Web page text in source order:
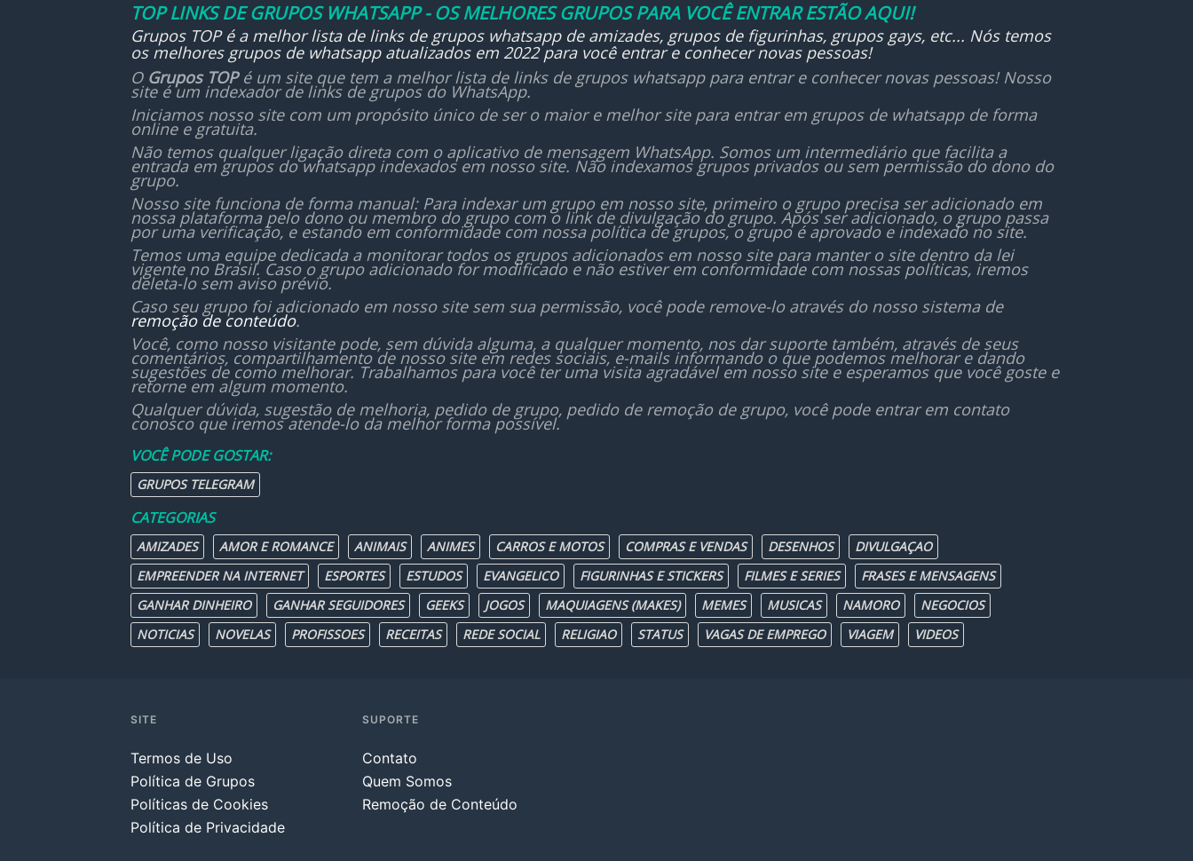
🔹 Fazer conexões com outros
devs
🔹 Compartilhar vagas e
oportunidades
🔹 Tirar dúvidas técnicas
🔹 Discutir tecnologias e
tendências
🔹 Apoiar e ser apoiado na
jornada como programador
Nosso objetivo é criar uma
comunidade colaborativa,
onde todos crescem juntos. 🚀
TOP LINKS DE GRUPOS WHATSAPP - OS MELHORES GRUPOS PARA VOCÊ ENTRAR ESTÃO AQUI!
Grupos TOP é a melhor lista de links de grupos whatsapp de amizades, grupos de figurinhas, grupos gays, etc... Nós temos
os melhores grupos de whatsapp atualizados em 2022 para você entrar e conhecer novas pessoas!
O Grupos TOPé um site que tem a melhor lista de links de grupos whatsapp para entrar e conhecer novas pessoas! Nosso
site é um indexador de links de grupos do WhatsApp.
Iniciamos nosso site com um propósito único de ser o maior e melhor site para entrar em grupos de whatsapp de forma
online e gratuita.
Não temos qualquer ligação direta com o aplicativo de mensagem WhatsApp. Somos um intermediário que facilita a
entrada em grupos do whatsapp indexados em nosso site. Não indexamos grupos privados ou sem permissão do dono do
grupo.
Nosso site funciona de forma manual: Para indexar um grupo em nosso site, primeiro o grupo precisa ser adicionado em
nossa plataforma pelo dono ou membro do grupo com o link de divulgação do grupo. Após ser adicionado, o grupo passa
por uma verificação, e estando em conformidade com nossa política de grupos, o grupo é aprovado e indexado no site.
Temos uma equipe dedicada a monitorar todos os grupos adicionados em nosso site para manter o site dentro da lei
vigente no Brasil. Caso o grupo adicionado for modificado e não estiver em conformidade com nossas políticas, iremos
deleta-lo sem aviso prévio.
Caso seu grupo foi adicionado em nosso site sem sua permissão, você pode remove-lo através do nosso sistema de
remoção de conteúdo.
Você, como nosso visitante pode, sem dúvida alguma, a qualquer momento, nos dar suporte também, através de seus
comentários, compartilhamento de nosso site em redes sociais, e-mails informando o que podemos melhorar e dando
sugestões de como melhorar. Trabalhamos para você ter uma visita agradável em nosso site e esperamos que você goste e
retorne em algum momento.
Qualquer dúvida, sugestão de melhoria, pedido de grupo, pedido de remoção de grupo, você pode entrar em contato
conosco que iremos atende-lo da melhor forma possível.
VOCÊ PODE GOSTAR:
GRUPOS TELEGRAM
CATEGORIAS
AMIZADES AMOR E ROMANCE ANIMAIS ANIMES CARROS E MOTOS COMPRAS E VENDAS DESENHOS
DIVULGAÇAO
EMPREENDER NA INTERNET
ESPORTES ESTUDOS EVANGELICO FIGURINHAS E STICKERS FILMES E SERIES
FRASES E MENSAGENS
GANHAR DINHEIRO
GANHAR SEGUIDORES GEEKS JOGOS MAQUIAGENS (MAKES) MEMES MUSICAS NAMORO
NEGOCIOS
NOTICIAS
NOVELAS PROFISSOES RECEITAS REDE SOCIAL RELIGIAO STATUS VAGAS DE EMPREGO VIAGEM VIDEOS
SITE
Termos de Uso
Política de Grupos
Políticas de Cookies
Política de Privacidade
SUPORTE
Contato
Quem Somos
Remoção de Conteúdo